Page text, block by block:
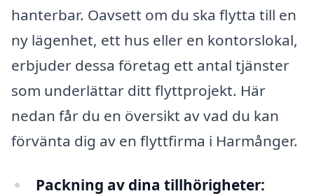
hanterbar. Oavsett om du ska flytta till en
ny lägenhet, ett hus eller en kontorslokal,
erbjuder dessa företag ett antal tjänster
som underlättar ditt flyttprojekt. Här
nedan får du en översikt av vad du kan
förvänta dig av en flyttfirma i Harmånger.
Packning av dina tillhörigheter: